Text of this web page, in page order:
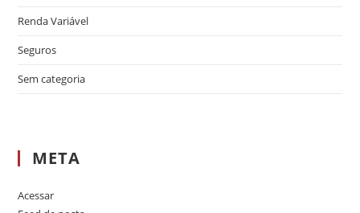
Renda Variável
Seguros
Sem categoria
META
Acessar